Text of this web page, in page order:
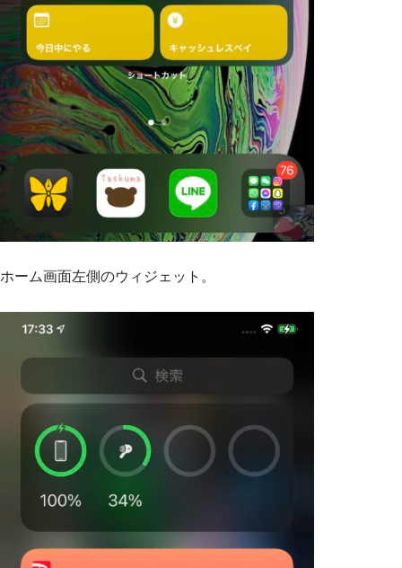
ホーム画面左側のウィジェット。